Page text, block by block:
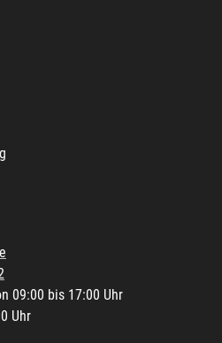
09:00 bis 17:00 Uhr
Uhr